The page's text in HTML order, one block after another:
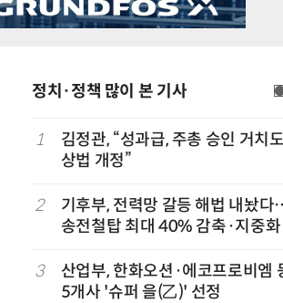
정치·정책 많이 본 기사
1
김정관, “성과급, 주총 승인 거치
상법 개정”
2
기후부, 전력망 갈등 해법 내놨
송전철탑 최대 40% 감축·지중화
3
산업부, 한화오션·에코프로비엠
5개사 '슈퍼 을(乙)' 선정